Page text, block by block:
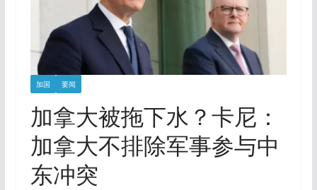
加国 要闻
加拿大被拖下水？卡尼：
加拿大不排除军事参与中
东冲突